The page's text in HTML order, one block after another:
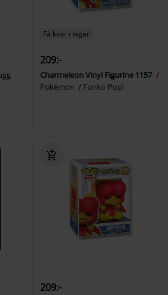
Få kvar i lager
209:-
Charmeleon Vinyl Figurine 1157
Pokémon
Funko Pop!
209:-